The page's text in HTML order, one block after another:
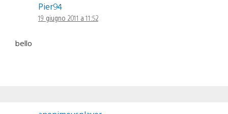
Pier94
19 giugno 2011 a 11:52
bello